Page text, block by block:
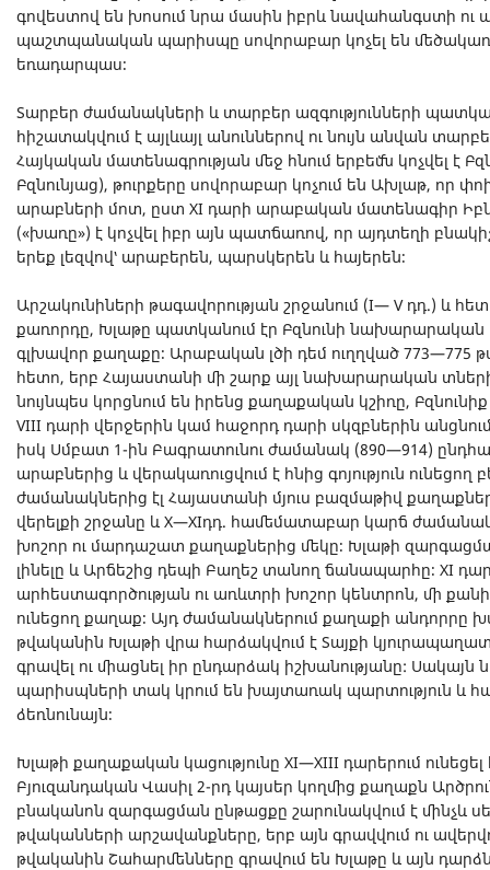
գովեստով են խոսում նրա մասին իբրև նավահանգստի ու
պաշտպանական պարիսպը սովորաբար կոչել են
եռադարպաս։
Տարբեր ժամանակների և տարբեր ազգությունների
հիշատակվում է այլևայլ անուններով ու նույն անվան
Հայկական մատենագրության մեջ հնում երբեմն կոչվել է
Բզնունյաց), թուրքերը սովորաբար կոչում են Ախլաթ, որ
արաբների մոտ, ըստ XI դարի արաբական մատենագիր
(«խառը») է կոչվել իբր այն պատճառով, որ այդտեղի
երեք լեզվով՝ արաբերեն, պարսկերեն և հայերեն։
Արշակունիների թագավորության շրջանում (I— V դդ.) և
քառորդը, Խլաթը պատկանում էր Բզնունի նախարարական
գլխավոր քաղաքը։ Արաբական լծի դեմ ուղղված 773—775
հետո, երբ Հայաստանի մի շարք այլ նախարարական
նույնպես կորցնում են իրենց քաղաքական կշիռը,
VIII դարի վերջերին կամ հաջորդ դարի սկզբներին
իսկ Սմբատ 1-ին Բագրատունու ժամանակ (890—914)
արաբներից և վերակառուցվում է հնից գոյություն
ժամանակներից էլ Հայաստանի մյուս բազմաթիվ
վերելքի շրջանը և X—ХIդդ. համեմատաբար կարճ
խոշոր ու մարդաշատ քաղաքներից մեկը։ Խլաթի
լինելը և Արճեշից դեպի Բաղեշ տանող ճանապարհը։ XI
արհեստագործության ու առևտրի խոշոր կենտրոն, մի
ունեցող քաղաք։ Այդ ժամանակներում քաղաքի անդորրը
թվականին Խլաթի վրա հարձակվում է Տայքի
գրավել ու միացնել իր ընդարձակ իշխանությանը:
պարիսպների տակ կրում են խայտառակ պարտություն և
ձեռնունայն։
Խլաթի քաղաքական կացությունը XI—XIII դարերում ունեցել
Բյուզանդական Վասիլ 2-րդ կայսեր կողմից քաղաքն
բնականոն զարգացման ընթացքը շարունակվում է մինչև
թվականների արշավանքները, երբ այն գրավվում ու
թվականին Շահարմենները գրավում են Խլաթը և այն